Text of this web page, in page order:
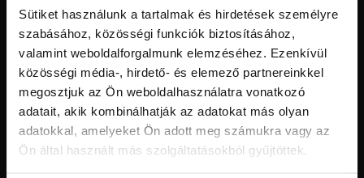
Sütiket használunk a tartalmak és hirdetések személyre
szabásához, közösségi funkciók biztosításához,
valamint weboldalforgalmunk elemzéséhez. Ezenkívül
közösségi média-, hirdető- és elemező partnereinkkel
megosztjuk az Ön weboldalhasználatra vonatkozó
adatait, akik kombinálhatják az adatokat más olyan
adatokkal, amelyeket Ön adott meg számukra vagy az
Ön által használt más szolgáltatásokból gyűjtöttek.
Hozzájárulok a személyes adatok feldolgozásához üzleti
értesítések küldése céljából - 16 éven felüli személyek számára
ajánlott!